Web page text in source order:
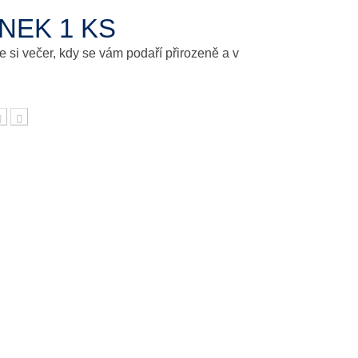
1 KS
si večer, kdy se vám podaří přirozeně a v